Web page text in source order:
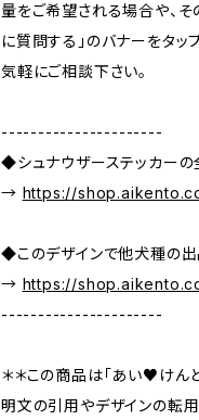
量をご希望される場合や、そ
に質問する」のバナーをタッ
気軽にご相談下さい。
----------------------
◆シュナウザーステッカーの
→ https://
◆このデザインで他犬種の出
→ https://
----------------------
＊＊この商品は「あい♥けん
明文の引用やデザインの転